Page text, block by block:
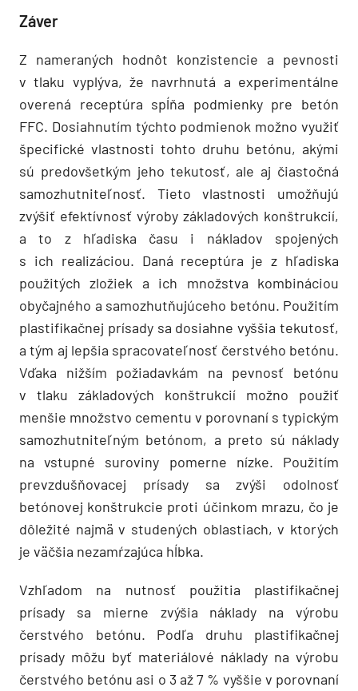
Záver
Z nameraných hodnôt konzistencie a pevnosti
v tlaku vyplýva, že navrhnutá a experimentálne
overená receptúra spĺňa podmienky pre betón
FFC. Dosiahnutím týchto podmienok možno využiť
špecifické vlastnosti tohto druhu betónu, akými
sú predovšetkým jeho tekutosť, ale aj čiastočná
samozhutniteľnosť. Tieto vlastnosti umožňujú
zvýšiť efektívnosť výroby základových konštrukcií,
a to z hľadiska času i nákladov spojených
s ich realizáciou. Daná receptúra je z hľadiska
použitých zložiek a ich množstva kombináciou
obyčajného a samozhutňujúceho betónu. Použitím
plastifikačnej prísady sa dosiahne vyššia tekutosť,
a tým aj lepšia spracovateľnosť čerstvého betónu.
Vďaka nižším požiadavkám na pevnosť betónu
v tlaku základových konštrukcií možno použiť
menšie množstvo cementu v porovnaní s typickým
samozhutniteľným betónom, a preto sú náklady
na vstupné suroviny pomerne nízke. Použitím
prevzdušňovacej prísady sa zvýši odolnosť
betónovej konštrukcie proti účinkom mrazu, čo je
dôležité najmä v studených oblastiach, v ktorých
je väčšia nezamŕzajúca hĺbka.
Vzhľadom na nutnosť použitia plastifikačnej
prísady sa mierne zvýšia náklady na výrobu
čerstvého betónu. Podľa druhu plastifikačnej
prísady môžu byť materiálové náklady na výrobu
čerstvého betónu asi o 3 až 7 % vyššie v porovnaní